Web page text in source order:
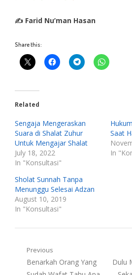
✍ Farid Nu’man Hasan
Share this:
Related
Sengaja Mengeraskan
Suara di Shalat Zuhur
Untuk Mengajar Shalat
July 18, 2022
In "Konsultasi"
Saat
In
Sholat Sunnah Tanpa
Menunggu Selesai Adzan
August 10, 2019
In "Konsultasi"
Post
navigation
Previous
Previous
post:
Benarkah Orang Yang
Next
post:
Dulu